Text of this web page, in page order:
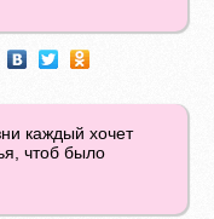
каждый хочет
чтоб было